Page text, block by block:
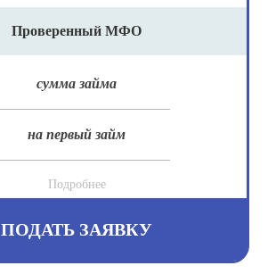
Проверенный МФО
сумма займа
на первый займ
Подробнее
ПОДАТЬ ЗАЯВКУ